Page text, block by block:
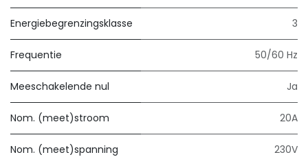
Energiebegrenzingsklasse 3
Frequentie 50/60 Hz
Meeschakelende nul Ja
Nom. (meet)stroom 20A
Nom. (meet)spanning 230V